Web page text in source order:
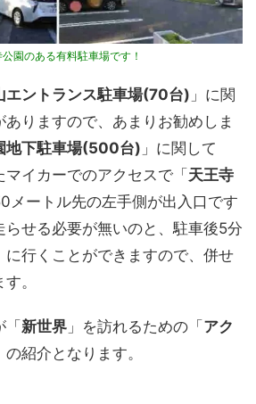
公園のある有料駐車場です！
エントランス駐車場(70台) 」に関
ありますので、あまりお勧めしま
地下駐車場(500台) 」に関して
マイカーでのアクセスで「天王寺
メートル先の左手側が出入口です
らせる必要が無いのと、駐車後5分
に行くことができますので、併せ
。
「新世界 」を訪れるための「アク
の紹介となります。